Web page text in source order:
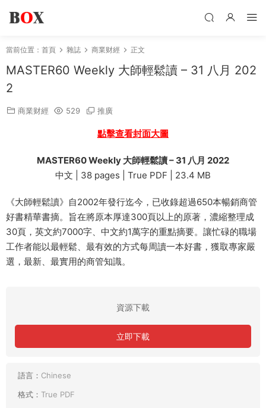
當前位置： 首頁 雜誌 商業财經 正文
MASTER60 Weekly 大師輕鬆讀 – 31 八月 202
2
商業财經 529 推廣
點擊查看封面大圖
MASTER60 Weekly 大師輕鬆讀 – 31 八月 2022
中文 | 38 pages | True PDF | 23.4 MB
《大師輕鬆讀》自2002年發行迄今，已收錄超過650本暢銷商管
好書精華書摘。旨在將原本厚達300頁以上的原著，濃縮整理成
30頁，英文約7000字、中文約1萬字的重點摘要。讓忙碌的職場
工作者能以最輕鬆、最有效的方式每周讀一本好書，獲取專家嚴
選，最新、最實用的商管知識。
資源下載
立即下載
語言： Chinese
格式： True PDF